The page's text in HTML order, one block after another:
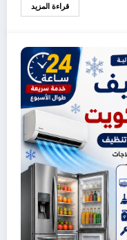
قراءة المزيد